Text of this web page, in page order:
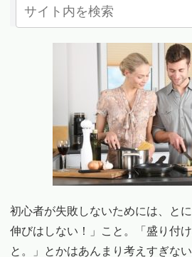
紹介！！
初心者が失敗しないためには、と
伸びはしない！」こと。「盛り付
と。」とかはあんまり考えすぎな